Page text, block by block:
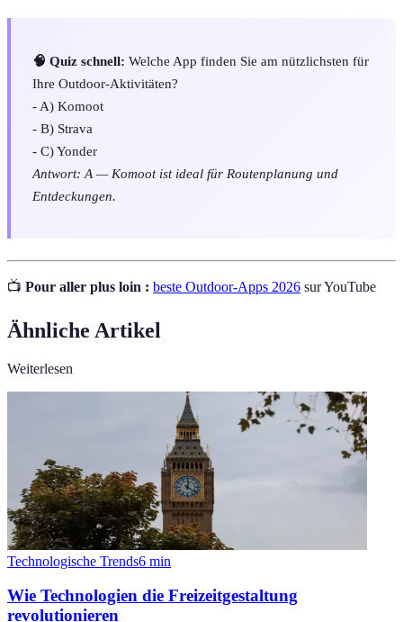
🧠 Quiz schnell: Welche App finden Sie am nützlichsten für
Ihre Outdoor-Aktivitäten?
- A) Komoot
- B) Strava
- C) Yonder
Antwort: A — Komoot ist ideal für Routenplanung und
Entdeckungen.
📺 Pour aller plus loin : beste Outdoor-Apps 2026 sur YouTube
Ähnliche Artikel
Weiterlesen
Technologische Trends6 min
Wie Technologien die Freizeitgestaltung
revolutionieren